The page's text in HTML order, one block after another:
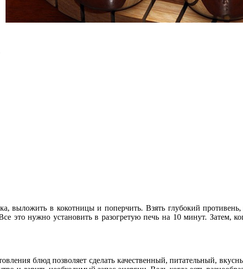
выложить в кокотницы и поперчить. Взять глубокий
это нужно установить в разогретую печь на 10 минут. Затем,
блюд позволяет сделать качественный, питательный,